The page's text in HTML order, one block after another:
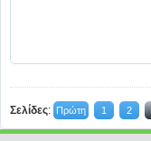
Σελίδες: Πρώτη 1 2